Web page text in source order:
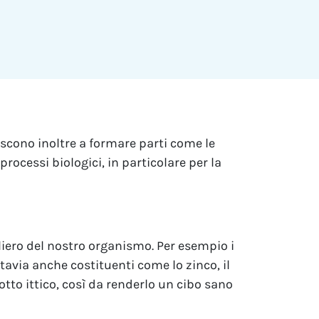
inoltre a formare parti come le
biologici, in particolare per la
del nostro organismo. Per esempio i
anche costituenti come lo zinco, il
ittico, così da renderlo un cibo sano